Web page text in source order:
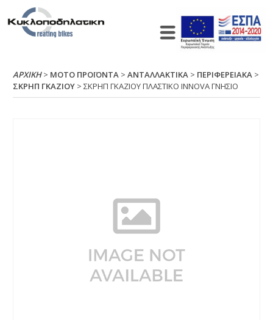
ΑΡΧΙΚΉ> ΜΟΤΟ ΠΡΟΪΟΝΤΑ >ΑΝΤΑΛΛΑΚΤΙΚΑ > ΠΕΡΙΦΕΡΕΙΑΚΑ >
ΣΚΡΗΠ ΓΚΑΖΙΟΥ > ΣΚΡΗΠ ΓΚΑΖΙΟΥ ΠΛΑΣΤΙΚΟ ΙΝΝΟVΑ ΓΝΗΣΙΟ